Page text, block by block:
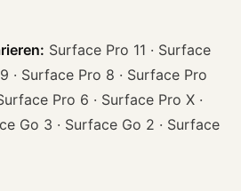
Surface Pro 11 · Surface
· Surface Pro 8 · Surface Pro
Pro 6 · Surface Pro X ·
Go 3 · Surface Go 2 · Surface